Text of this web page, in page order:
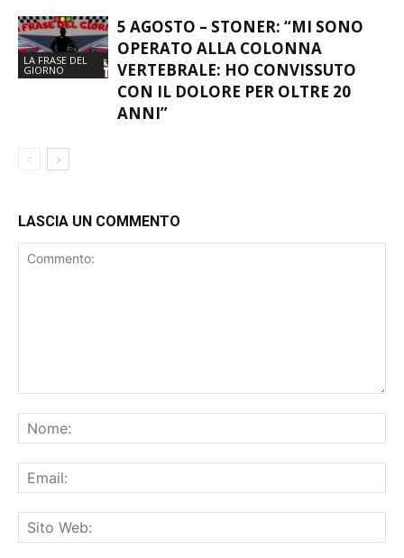
LA FRASE DEL
GIORNO
5 AGOSTO – STONER: “MI SONO
OPERATO ALLA COLONNA
VERTEBRALE: HO CONVISSUTO
CON IL DOLORE PER OLTRE 20
ANNI”
LASCIA UN COMMENTO